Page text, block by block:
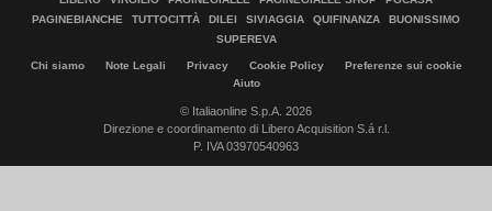
PAGINEBIANCHE
TUTTOCITTÀ DILEI SIVIAGGIA QUIFINANZA
BUONISSIMO
SUPEREVA
Chi siamo Note Legali Privacy Cookie Policy
Preferenze sui cookie
Aiuto
© Italiaonline S.p.A. 2026
Direzione e coordinamento di Libero Acquisition S.á r.l.
P. IVA 03970540963